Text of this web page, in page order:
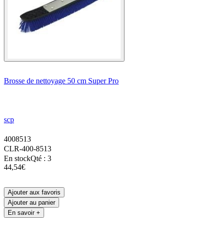
Brosse de nettoyage 50 cm Super Pro
scp
4008513
CLR-400-8513
En stockQté : 3
44,54€
Ajouter aux favoris
Ajouter au panier
En savoir +